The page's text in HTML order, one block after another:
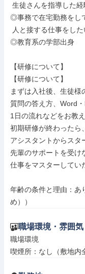
◎事務で在宅勤務をし
◎教育系の学部出身
【研修について】
【研修について】
まずは入社後、生徒様
質問の答え方、Word・
1日の流れなどをお教え
初期研修が終わったら、
アシスタントからスタ
先輩のサポートを受け
仕事をマスターしてい
年齢の条件と理由：あ
め））
職場環境・雰囲気
職場環境
喫煙所：なし（敷地内